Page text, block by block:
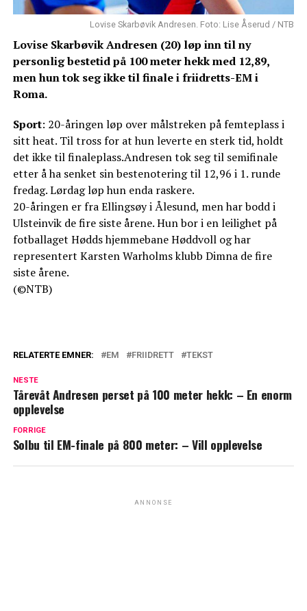
Lovise Skarbøvik Andresen. Foto: Lise Åserud / NTB
Lovise Skarbøvik Andresen (20) løp inn til ny
personlig bestetid på 100 meter hekk med 12,89,
men hun tok seg ikke til finale i friidretts-EM i
Roma.
Sport: 20-åringen løp over målstreken på femteplass i
sitt heat. Til tross for at hun leverte en sterk tid, holdt
det ikke til finaleplass.Andresen tok seg til semifinale
etter å ha senket sin bestenotering til 12,96 i 1. runde
fredag. Lørdag løp hun enda raskere.
20-åringen er fra Ellingsøy i Ålesund, men har bodd i
Ulsteinvik de fire siste årene. Hun bor i en leilighet på
fotballaget Hødds hjemmebane Høddvoll og har
representert Karsten Warholms klubb Dimna de fire
siste årene.
(©NTB)
RELATERTE EMNER: EM FRIIDRETT TEKST
NESTE
Tårevåt Andresen perset på 100 meter hekk: – En enorm
opplevelse
FORRIGE
Solbu til EM-finale på 800 meter: – Vill opplevelse
ANNONSE